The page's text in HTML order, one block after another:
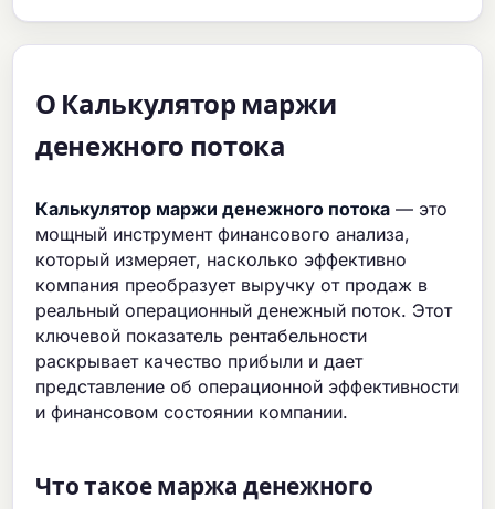
О Калькулятор маржи
денежного потока
Калькулятор маржи денежного потока — это
мощный инструмент финансового анализа,
который измеряет, насколько эффективно
компания преобразует выручку от продаж в
реальный операционный денежный поток. Этот
ключевой показатель рентабельности
раскрывает качество прибыли и дает
представление об операционной эффективности
и финансовом состоянии компании.
Что такое маржа денежного